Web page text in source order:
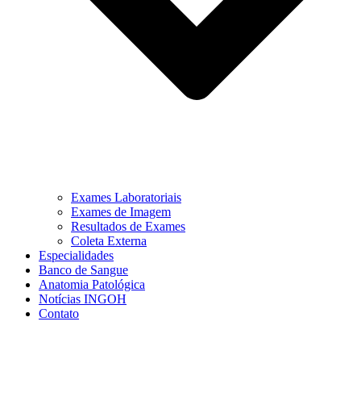
Exames Laboratoriais
Exames de Imagem
Resultados de Exames
Coleta Externa
Especialidades
Banco de Sangue
Anatomia Patológica
Notícias INGOH
Contato